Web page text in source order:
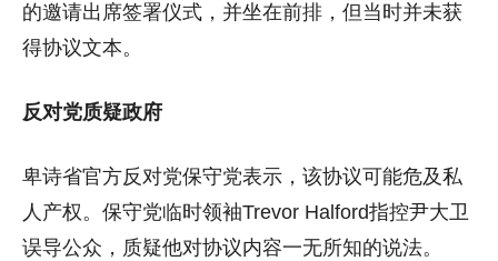
的邀请出席签署仪式，并坐在前排，但当时并未获
得协议文本。
反对党质疑政府
卑诗省官方反对党保守党表示，该协议可能危及私
人产权。保守党临时领袖Trevor Halford指控尹大卫
误导公众，质疑他对协议内容一无所知的说法。